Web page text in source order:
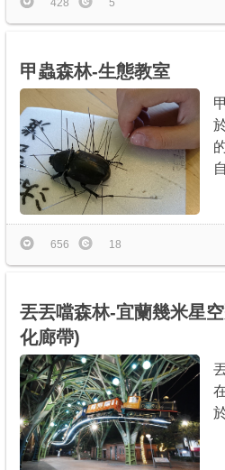
428 5
甲蟲森林-生態教室
656 18
丟丟噹森林-宜蘭幾米星
化廊帶)